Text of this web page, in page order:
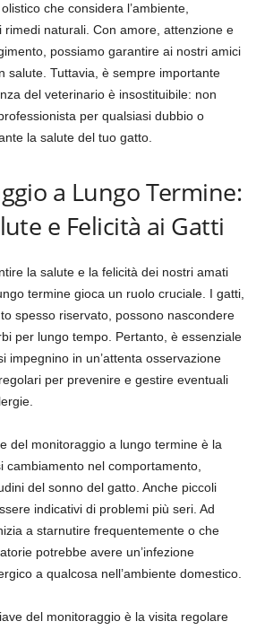
che considera l’ambiente,
rimedi naturali. Con amore, attenzione e
possiamo garantire ai nostri amici
salute. Tuttavia, è sempre importante
del veterinario è insostituibile: non
per qualsiasi dubbio o
la salute del tuo gatto.
a Lungo Termine:
e Felicità ai Gatti
la salute e la felicità dei nostri amati
termine gioca un ruolo cruciale. I gatti,
spesso riservato, possono nascondere
per lungo tempo. Pertanto, è essenziale
impegnino in un’attenta osservazione
per prevenire e gestire eventuali
del monitoraggio a lungo termine è la
cambiamento nel comportamento,
del sonno del gatto. Anche piccoli
indicativi di problemi più seri. Ad
a starnutire frequentemente o che
potrebbe avere un’infezione
a qualcosa nell’ambiente domestico.
del monitoraggio è la visita regolare